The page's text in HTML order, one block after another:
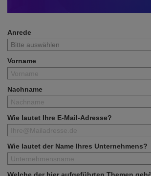
Anrede
Vorname
Nachname
Wie lautet Ihre E-Mail-Adresse?
Wie lautet der Name Ihres Unternehmens?